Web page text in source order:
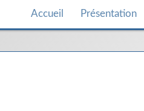
Accueil Présentation